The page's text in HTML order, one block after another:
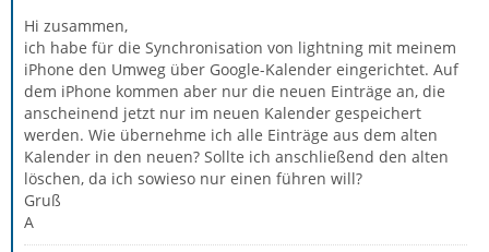
Hi zusammen,
ich habe für die Synchronisation von lightning mit meinem
iPhone den Umweg über Google-Kalender eingerichtet. Auf
dem iPhone kommen aber nur die neuen Einträge an, die
anscheinend jetzt nur im neuen Kalender gespeichert
werden. Wie übernehme ich alle Einträge aus dem alten
Kalender in den neuen? Sollte ich anschließend den alten
löschen, da ich sowieso nur einen führen will?
Gruß
A